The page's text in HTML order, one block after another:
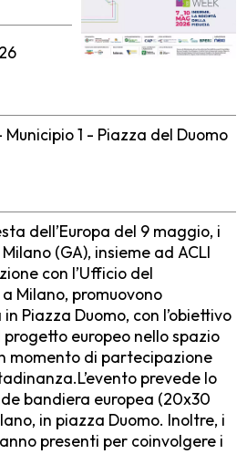
1 - Piazza del Duomo
dell’Europa del 9 maggio, i
(GA), insieme ad ACLI
con l’Ufficio del
Milano, promuovono
Piazza Duomo, con l’obiettivo
europeo nello spazio
momento di partecipazione
prevede lo
bandiera europea (20x30
in piazza Duomo. Inoltre, i
presenti per coinvolgere i